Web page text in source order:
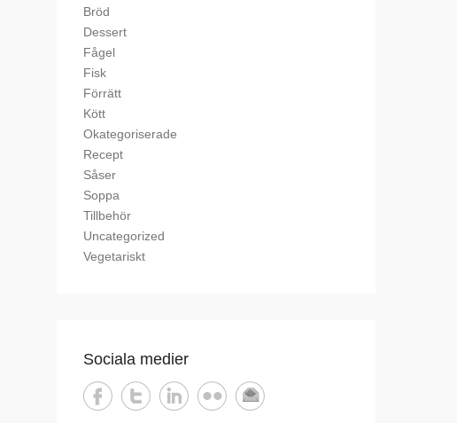
Bröd
Dessert
Fågel
Fisk
Förrätt
Kött
Okategoriserade
Recept
Såser
Soppa
Tillbehör
Uncategorized
Vegetariskt
Sociala medier